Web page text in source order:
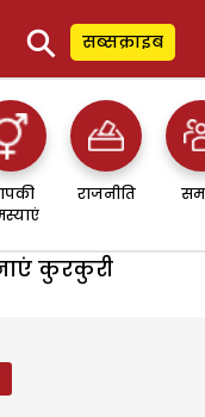
⚲ सब्सक्राइब
राजनीति
कुरकुरी